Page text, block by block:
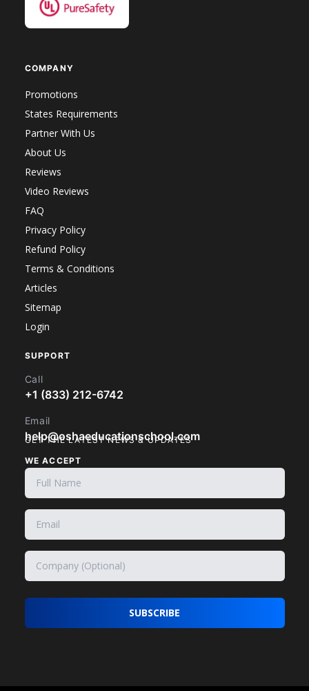
COMPANY
Promotions
States Requirements
Partner With Us
About Us
Reviews
Video Reviews
FAQ
Privacy Policy
Refund Policy
Terms & Conditions
Articles
Sitemap
Login
SUPPORT
Call
+1 (833) 212-6742
Email
help@oshaeducationschool.com
WE ACCEPT
GET THE LATEST NEWS & UPDATES
SUBSCRIBE